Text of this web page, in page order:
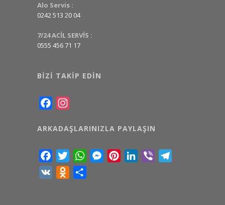
Alo Servis :
0242 513 20 04
7/24 ACİL SERVİS :
0555 456 71 17
BIZI TAKIP EDIN
Facebook
ARKADAŞLARINIZLA PAYLAŞIN
FacebookTwitterWhatsAppMessenger
PinterestLinkedIn
Viber
VK
Odnoklassniki